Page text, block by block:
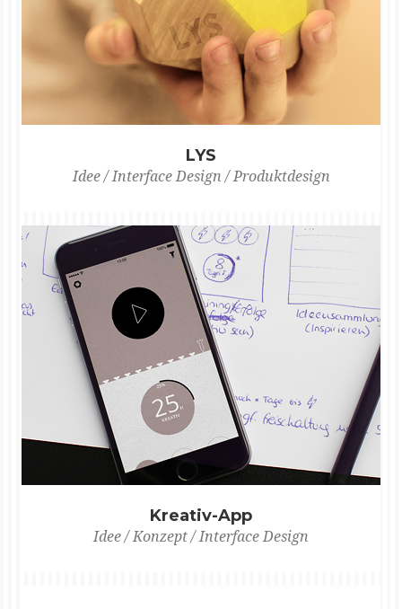
LYS
Idee / Interface Design / Produktdesign
Kreativ-App
Idee / Konzept / Interface Design